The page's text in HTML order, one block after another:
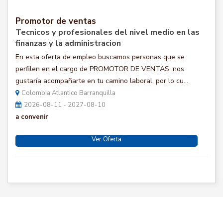
Promotor de ventas
Tecnicos y profesionales del nivel medio en las
finanzas y la administracion
En esta oferta de empleo buscamos personas que se
perfilen en el cargo de PROMOTOR DE VENTAS, nos
gustaría acompañarte en tu camino laboral, por lo cu...
Colombia Atlantico Barranquilla
2026-08-11 - 2027-08-10
a convenir
Ver Oferta